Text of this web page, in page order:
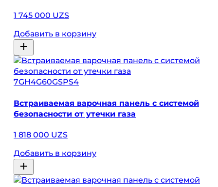
1 745 000 UZS
Добавить в корзину
7GH4G60GSPS4
Встраиваемая варочная панель с системой
безопасности от утечки газа
1 818 000 UZS
Добавить в корзину